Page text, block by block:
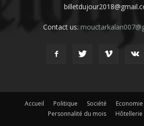
Contact us:
Accueil Politique Société Economie
Personnalité du mois
Hôtellerie